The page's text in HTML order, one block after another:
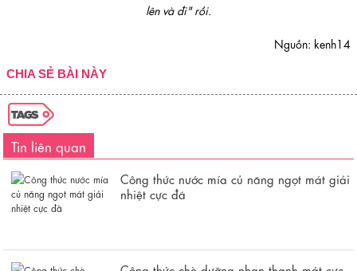
lên và đi" rồi.
Nguồn: kenh14
CHIA SẺ BÀI NÀY
Tin liên quan
Công thức nước mía củ năng ngọt mát giải
nhiệt cực đã